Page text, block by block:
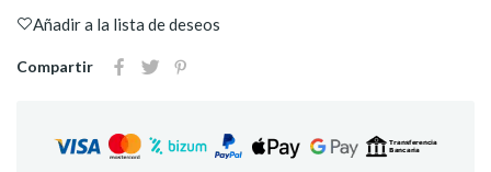
Añadir a la lista de deseos
Compartir